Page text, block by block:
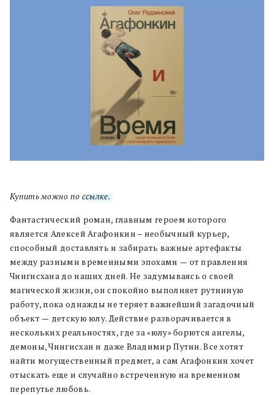
Купить можно по ссылке.
Фантастический роман, главным героем которого
является Алексей Агафонкин – необычный курьер,
способный доставлять и забирать важные артефакты
между разными временными эпохами — от правления
Чингисхана до наших дней. Не задумываясь о своей
магической жизни, он спокойно выполняет рутинную
работу, пока однажды не теряет важнейший загадочный
объект — детскую юлу. Действие разворачивается в
нескольких реальностях, где за «юлу» борются ангелы,
демоны, Чингисхан и даже Владимир Путин. Все хотят
найти могущественный предмет, а сам Агафонкин хочет
отыскать еще и случайно встреченную на временном
перепутье любовь.